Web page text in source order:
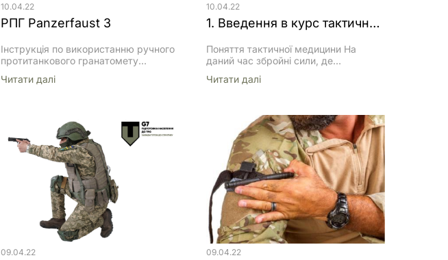
10.04.22
РПГ Panzerfaust 3
Інструкція по використанню ручного
протитанкового гранатомету
ЗАСОБИ ІНДИВУДУЛЬНОГО
побудований по схемі Девіса. Під час
запуску гранати порохові гази не
напряму виходять з пускової труби,
а виштовхують з її хвостової частини
протимасу (металевий порошок) для
компенсації віддачі, а самі порохові
гази виходять через дульний зріз.
Читати далi
10.04.22
1. Введення в курс тактичної медицини
Поняття тактичної медицини На
даний час збройні сили, де
відповідно до рекомендацій СоТССС
даними, мають найкращу за їх
історію систему надання медичної
допомоги та евакуації під час
бойових дійДотримання
рекомендацій дають можливість
залишитись живими максимальній
кількості поранених військових
Порівняльна статистика померлих
військовослужбовців за […]
Читати далi
09.04.22 09.04.22